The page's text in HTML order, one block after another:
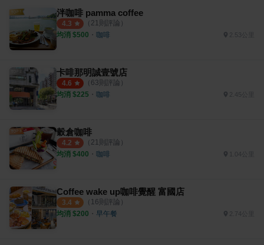
泮咖啡 pamma coffee
4.3 （ 21 則評論）
均消 $500 ・ 咖啡 2.53公里
卡啡那明誠壹號店
4.6 （ 63則評論）
均消 $225 ・ 咖啡 2.45公里
穀倉咖啡
4.2 （ 21 則評論）
均消 $400 ・ 咖啡 1.04公里
Coffee wake up咖啡覺醒 富國店
3.4 （ 16則評論）
均消 $200 ・ 早午餐 2.74公里